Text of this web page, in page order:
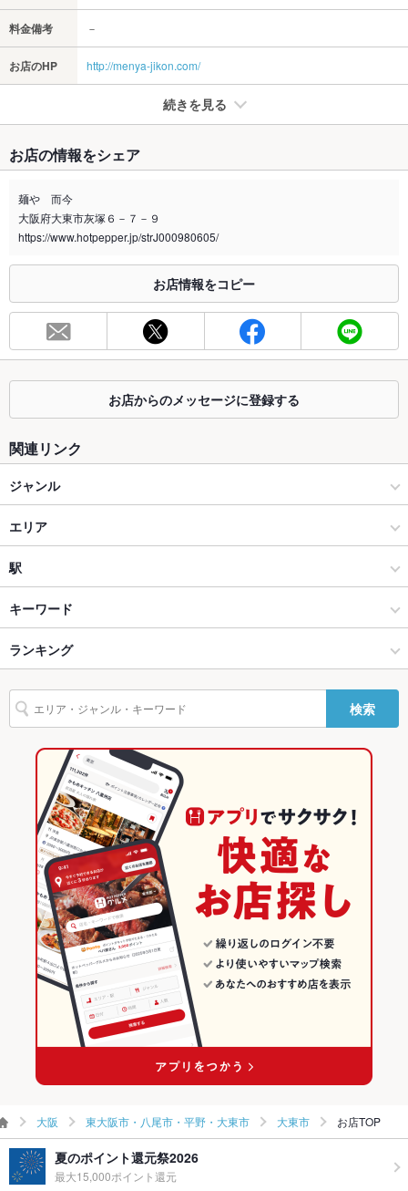
料金備考 －
お店のHP http://menya-jikon.com/
続きを見る
禁煙・喫煙 全席禁煙
喫煙専用室
※2020年4月1日～受動喫煙対策に関する法律が施行されています。正しい情報はお店へお問い
総席数 16席
最大宴会収
－
座敷
掘りごたつ
カウンター
貸切 貸切不可
設備
Wi-Fi なし
バリアフリ
なし
あり ：2台
その他設備 カウンター席あり
その他
飲み放題 なし
食べ放題 なし
お子様連れ お子様連れOK
－
お店の情報をシェア
麺や 而今
大阪府大東市灰塚６－７－９
https://www.hotpepper.jp/strJ000980605/
お店情報をコピー
お店からのメッセージに登録する
関連リンク
ジャンル
ラーメン
ラーメン全般
東大阪市・八尾市・平野・大東市 × ラーメン
東大阪市・八尾市・平野・大東市 × ラーメン全般
鴻池新田駅 × ラーメン
鴻池新田駅 × ラーメン全般
エリア
大東市
大東市 × ラーメン
大東市 × ラーメン全般
大阪
大阪 × ラーメン
大阪 × ラーメン全般
駅
鴻池新田駅
キーワード
そば ステーキ
ランキング
大阪のグルメランキング
大阪のラーメンランキング
大阪のラーメン全般ランキング
東大阪市・八尾市・平野・大東市のグルメランキング
大東市のグルメランキング
検索
大阪 東大阪市・八尾市・平野・大東市 大東市 お店TOP
夏のポイント還元祭2026
最大15,000ポイント還元